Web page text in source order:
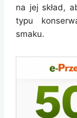
na jej skład,
typu
smaku.